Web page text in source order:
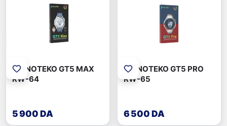
HAINOTEKO GT5 MAX
RW-64
5 900 DA
HAINOTEKO GT5 PRO
RW-65
6 500 DA